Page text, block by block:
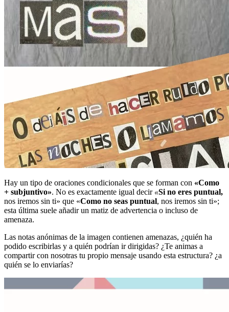
Hay un tipo de oraciones condicionales que se forman con «Como
+ subjuntivo». No es exactamente igual decir «Si no eres puntual,
nos iremos sin ti» que «Como no seas puntual, nos iremos sin ti»;
esta última suele añadir un matiz de advertencia o incluso de
amenaza.
Las notas anónimas de la imagen contienen amenazas, ¿quién ha
podido escribirlas y a quién podrían ir dirigidas? ¿Te animas a
compartir con nosotras tu propio mensaje usando esta estructura? ¿a
quién se lo enviarías?